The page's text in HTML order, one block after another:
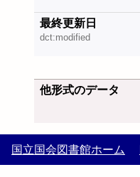
最終更新日
dct:modified
他形式のデータ
国立国会図書館ホーム